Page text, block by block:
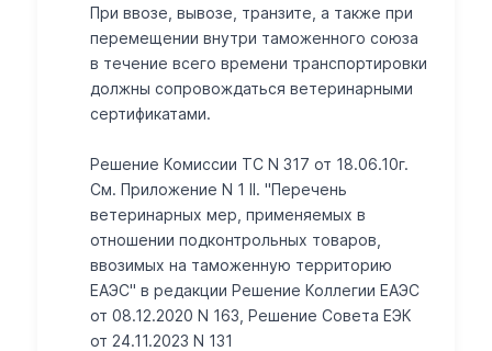
При ввозе, вывозе, транзите, а также при
перемещении внутри таможенного союза
в течение всего времени транспортировки
должны сопровождаться ветеринарными
сертификатами.
Решение Комиссии ТС N 317 от 18.06.10г.
См. Приложение N 1 II. "Перечень
ветеринарных мер, применяемых в
отношении подконтрольных товаров,
ввозимых на таможенную территорию
ЕАЭС" в редакции Решение Коллегии ЕАЭС
от 08.12.2020 N 163, Решение Совета ЕЭК
от 24.11.2023 N 131